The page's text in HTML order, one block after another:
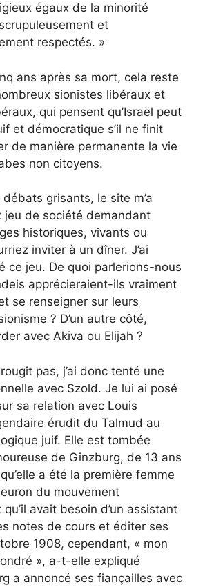
égaux de la minorité
et
respectés. »
ans après sa mort, cela reste
sionistes libéraux et
qui pensent qu’Israël peut
et démocratique s’il ne finit
de manière permanente la vie
non citoyens.
grisants, le site m’a
jeu de société demandant
historiques, vivants ou
inviter à un dîner. J’ai
ce jeu. De quoi parlerions-nous
apprécieraient-ils vraiment
se renseigner sur leurs
? D’un autre côté,
avec Akiva ou Elijah ?
pas, j’ai donc tenté une
avec Szold. Je lui ai posé
sa relation avec Louis
érudit du Talmud au
juif. Elle est tombée
de Ginzburg, de 13 ans
a été la première femme
du mouvement
avait besoin d’un assistant
notes de cours et éditer ses
1908, cependant, « mon
», a-t-elle expliqué
a annoncé ses fiançailles avec